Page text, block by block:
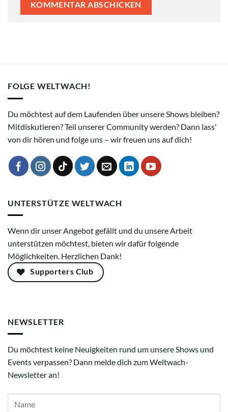
FOLGE WELTWACH!
Du möchtest auf dem Laufenden über unsere Shows bleiben?
Mitdiskutieren? Teil unserer Community werden? Dann lass'
von dir hören und folge uns – wir freuen uns auf dich!
UNTERSTÜTZE WELTWACH
Wenn dir unser Angebot gefällt und du unsere Arbeit
unterstützen möchtest, bieten wir dafür folgende
Möglichkeiten. Herzlichen Dank!
Supporters Club
NEWSLETTER
Du möchtest keine Neuigkeiten rund um unsere Shows und
Events verpassen? Dann melde dich zum Weltwach-
Newsletter an!